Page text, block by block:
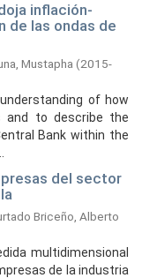
inflación-
de las ondas de
Mustapha (2015-
of how
and to describe the
Bank within the
del sector
Briceño, Alberto
multidimensional
de la industria